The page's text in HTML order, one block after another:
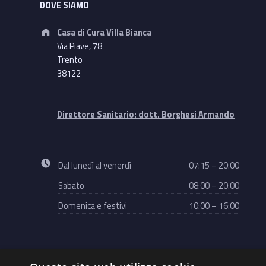
DOVE SIAMO
Address:
Casa di Cura Villa Bianca
Via Piave, 78
Trento
38122
Direttore Sanitario: dott. Borghesi Armando
Business hours:
Dal lunedì al venerdì
07:15 – 20:00
Sabato
08:00 – 20:00
Domenica e festivi
10:00 – 16:00